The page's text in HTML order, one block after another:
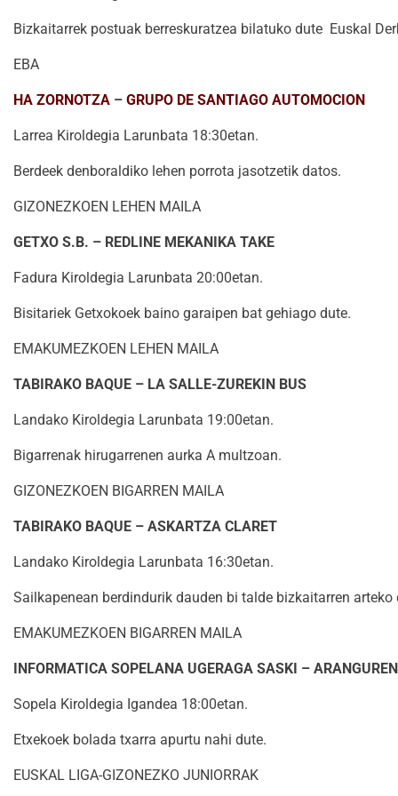
Bizkaitarrek postuak berreskuratzea bilatuko dute Euskal
EBA
HA ZORNOTZA – GRUPO DE SANTIAGO AUTOMOCION
Larrea Kiroldegia Larunbata 18:30etan.
Berdeek denboraldiko lehen porrota jasotzetik datos.
GIZONEZKOEN LEHEN MAILA
GETXO S.B. – REDLINE MEKANIKA TAKE
Fadura Kiroldegia Larunbata 20:00etan.
Bisitariek Getxokoek baino garaipen bat gehiago dute.
EMAKUMEZKOEN LEHEN MAILA
TABIRAKO BAQUE – LA SALLE-ZUREKIN BUS
Landako Kiroldegia Larunbata 19:00etan.
Bigarrenak hirugarrenen aurka A multzoan.
GIZONEZKOEN BIGARREN MAILA
TABIRAKO BAQUE – ASKARTZA CLARET
Landako Kiroldegia Larunbata 16:30etan.
Sailkapenean berdindurik dauden bi talde bizkaitarren arteko
EMAKUMEZKOEN BIGARREN MAILA
INFORMATICA SOPELANA UGERAGA SASKI –
Sopela Kiroldegia Igandea 18:00etan.
Etxekoek bolada txarra apurtu nahi dute.
EUSKAL LIGA-GIZONEZKO JUNIORRAK